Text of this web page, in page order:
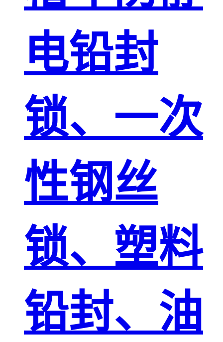
电铅封
锁、一次
性钢丝
锁、塑料
铅封、油